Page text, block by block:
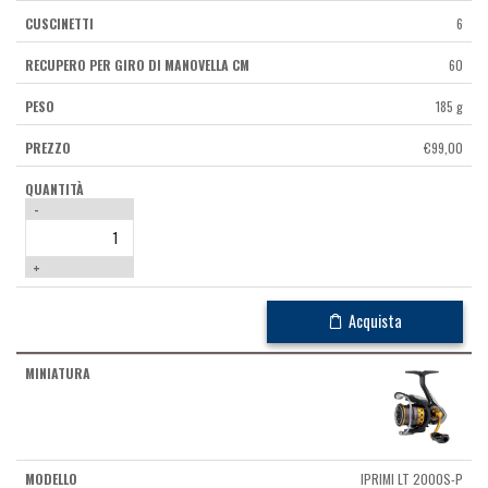
6
60
185 g
€99,00
-
+
Acquista
IPRIMI LT 2000S-P